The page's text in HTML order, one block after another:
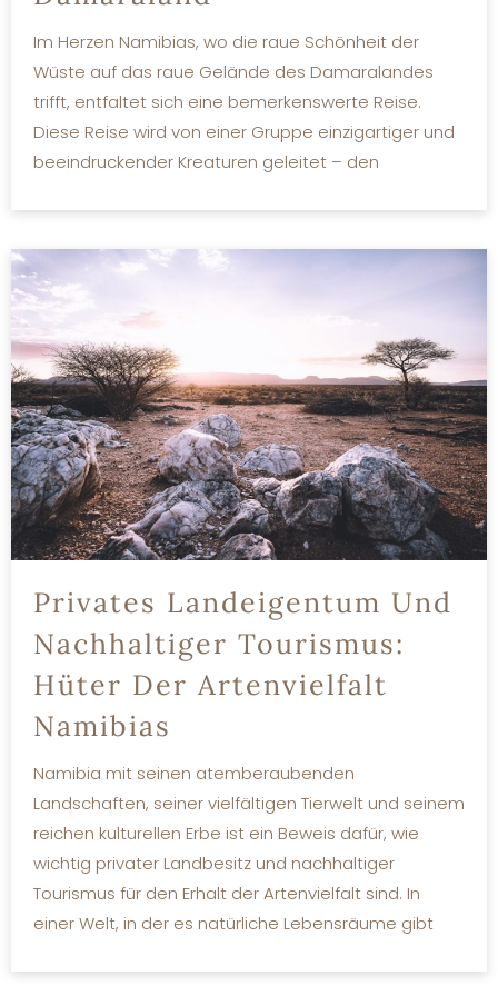
Im Herzen Namibias, wo die raue Schönheit der
Wüste auf das raue Gelände des Damaralandes
trifft, entfaltet sich eine bemerkenswerte Reise.
Diese Reise wird von einer Gruppe einzigartiger und
beeindruckender Kreaturen geleitet – den
Privates Landeigentum Und
Nachhaltiger Tourismus:
Hüter Der Artenvielfalt
Namibias
Namibia mit seinen atemberaubenden
Landschaften, seiner vielfältigen Tierwelt und seinem
reichen kulturellen Erbe ist ein Beweis dafür, wie
wichtig privater Landbesitz und nachhaltiger
Tourismus für den Erhalt der Artenvielfalt sind. In
einer Welt, in der es natürliche Lebensräume gibt